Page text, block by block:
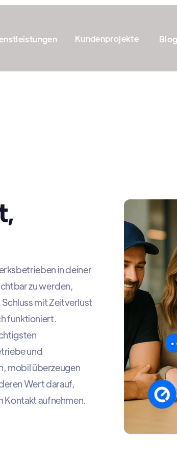
Kundenprojekte
in deiner
zu werden,
mit Zeitverlust
funktioniert.
und
mobil überzeugen
Wert darauf,
Kontakt aufnehmen.